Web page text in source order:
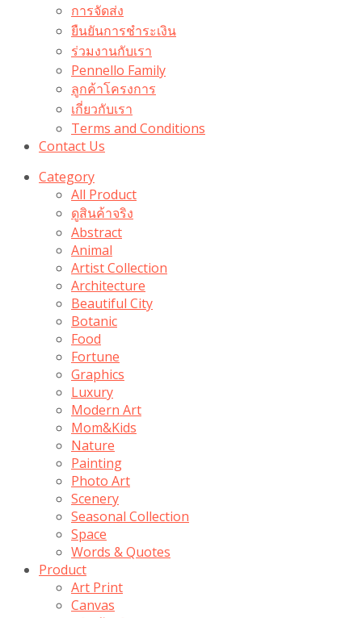
การจัดส่ง
ยืนยันการชำระเงิน
ร่วมงานกับเรา
Pennello Family
ลูกค้าโครงการ
เกี่ยวกับเรา
Terms and Conditions
Contact Us
Category
All Product
ดูสินค้าจริง
Abstract
Animal
Artist Collection
Architecture
Beautiful City
Botanic
Food
Fortune
Graphics
Luxury
Modern Art
Mom&Kids
Nature
Painting
Photo Art
Scenery
Seasonal Collection
Space
Words & Quotes
Product
Art Print
Canvas